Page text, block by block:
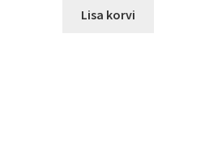
Lisa korvi